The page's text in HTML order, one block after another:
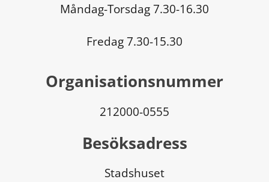
Måndag-Torsdag 7.30-16.30
Fredag 7.30-15.30
Organisationsnummer
212000-0555
Besöksadress
Stadshuset